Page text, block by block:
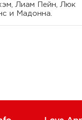
Лиам Пейн, Люк
и Мадонна.